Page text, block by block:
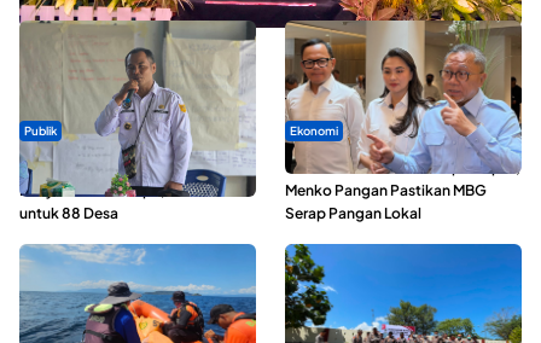
Publik
ABDESI Morotai Apresiasi
Penyaluran ADD Rp3,13 Miliar
untuk 88 Desa
Ekonomi
SPPG di Maluku Utara Dipercepat,
Menko Pangan Pastikan MBG
Serap Pangan Lokal